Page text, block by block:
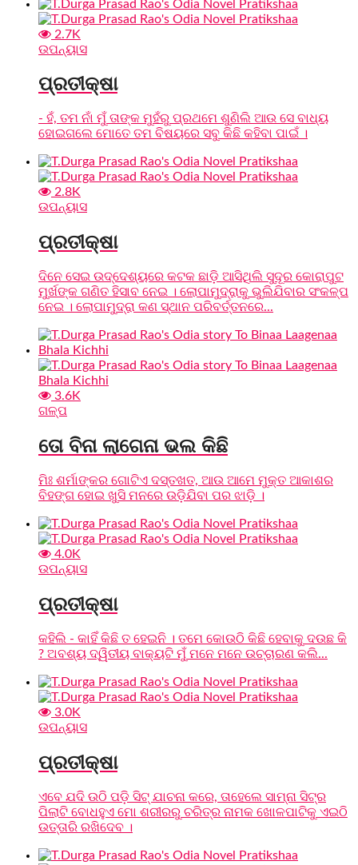
2.7K
ଉପନ୍ୟାସ
ପ୍ରତୀକ୍ଷା
- ହଁ, ତମ ନାଁ ମୁଁ ତାଙ୍କ ମୁହଁରୁ ପ୍ରଥମେ ଶୁଣିଲି ଆଉ ସେ ବାଧ୍ୟ
ହୋଇଗଲେ ମୋତେ ତମ ବିଷୟରେ ସବୁ କିଛି କହିବା ପାଇଁ ।
2.8K
ଉପନ୍ୟାସ
ପ୍ରତୀକ୍ଷା
ଦିନେ ସେଇ ଉଦ୍ଦେଶ୍ୟରେ କଟକ ଛାଡ଼ି ଆସିଥିଲି ସୁଦୂର କୋରାପୁଟ
ମୁର୍ଖଙ୍କ ଗଣିତ ହିସାବ ନେଇ । ଲୋପାମୁଦ୍ରାକୁ ଭୁଲିଯିବାର ସଂକଳ୍ପ
ନେଇ । ଲୋପାମୁଦ୍ରା କଣ ସ୍ଥାନ ପରିବର୍ତ୍ତନରେ...
3.6K
ଗଳ୍ପ
ତୋ ବିନା ଲାଗେନା ଭଲ କିଛି
ମିଃ ଶର୍ମାଙ୍କର ଗୋଟିଏ ଦସ୍ତଖତ, ଆଉ ଆମେ ମୁକ୍ତ ଆକାଶର
ବିହଙ୍ଗ ହୋଇ ଖୁସି ମନରେ ଉଡ଼ିଯିବା ପର ଝାଡ଼ି ।
4.0K
ଉପନ୍ୟାସ
ପ୍ରତୀକ୍ଷା
କହିଲି - କାହିଁ କିଛି ତ ହେଇନି । ତମେ କୋଉଠି କିଛି ହେବାକୁ ଦଉଛ କି
? ଅବଶ୍ୟ ଦ୍ୱିତୀୟ ବାକ୍ୟଟି ମୁଁ ମନେ ମନେ ଉଚ୍ଚାରଣ କଲି...
3.0K
ଉପନ୍ୟାସ
ପ୍ରତୀକ୍ଷା
ଏବେ ଯଦି ଉଠି ପଡ଼ି ସିଟ୍ ଯାଚନା କରେ, ତାହେଲେ ସାମ୍ନା ସିଟ୍‌ର
ପିଲାଟି ବୋଧହୁଏ ମୋ ଶରୀରରୁ ଚରିତ୍ର ନାମକ ଖୋଳପାଟିକୁ ଏଇଠି
ଉତ୍ତାରି ରଖିଦେବ ।